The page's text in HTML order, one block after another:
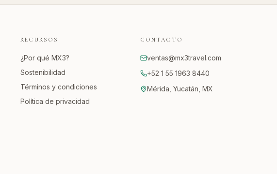
RECURSOS
¿Por qué MX3?
Sostenibilidad
Términos y condiciones
Política de privacidad
CONTACTO
ventas@mx3travel.com
+52 1 55 1963 8440
Mérida, Yucatán, MX